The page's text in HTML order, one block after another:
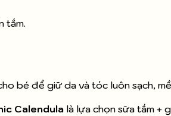
tắm.
bé để giữ da và tóc luôn sạch,
Calendula là lựa chọn sữa tắm +